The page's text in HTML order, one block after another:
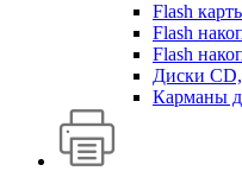
Flash
Flash
Flash
Диски
Карманы